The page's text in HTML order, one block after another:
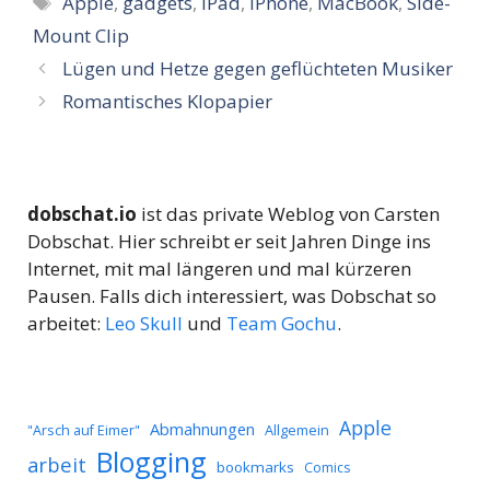
Mount Clip
Lügen und Hetze gegen geflüchteten Musiker
Romantisches Klopapier
dobschat.io ist das private Weblog von Carsten
Dobschat. Hier schreibt er seit Jahren Dinge ins
Internet, mit mal längeren und mal kürzeren
Pausen. Falls dich interessiert, was Dobschat so
arbeitet: Leo Skull und Team Gochu.
"Arsch auf Eimer" Abmahnungen Allgemein Apple
arbeit Blogging bookmarks Comics